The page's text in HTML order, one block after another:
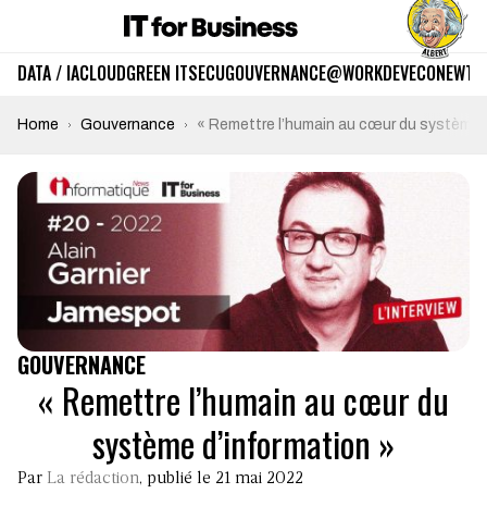
DATA / IACLOUDGREEN ITSECUGOUVERNANCE@WORKDEVECO
Home Gouvernance « Remettre l’humain au cœur du système
GOUVERNANCE
« Remettre l’humain au cœur du
système d’information »
Par La rédaction, publié le 21 mai 2022